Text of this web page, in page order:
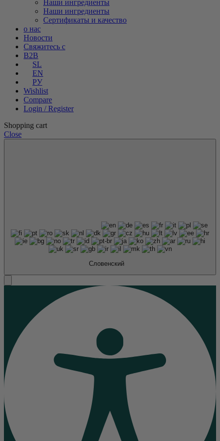
Наши ингредиенты
Наши ингредиенты
Сертификаты и качество
о нас
Новости
Свяжитесь с
B2B
SL
EN
РУ
Wishlist
Compare
Login / Register
Shopping cart
Close
Словенский